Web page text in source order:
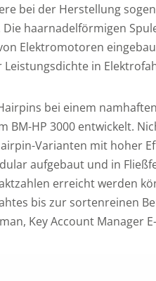
bei der Herstellung
Die haarnadelförmigen
Elektromotoren
in
bei einem
BM-HP 3000 entwickelt.
Varianten mit hoher
aufgebaut und in
erreicht werden
bis zur sortenreinen
Key Account Manager